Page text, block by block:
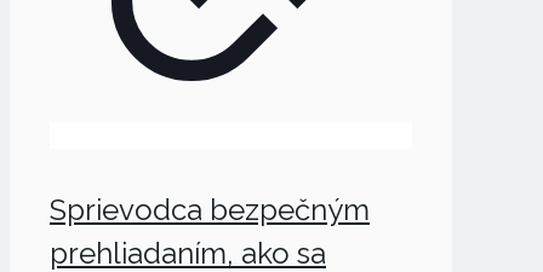
Sprievodca bezpečným
prehliadaním, ako sa